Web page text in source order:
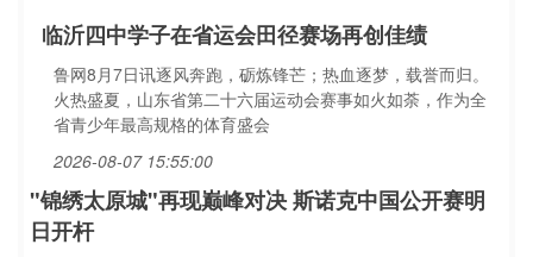
临沂四中学子在省运会田径赛场再创佳绩
鲁网8月7日讯逐风奔跑，砺炼锋芒；热血逐梦，载誉而归。
火热盛夏，山东省第二十六届运动会赛事如火如荼，作为全
省青少年最高规格的体育盛会
2026-08-07 15:55:00
"锦绣太原城"再现巅峰对决 斯诺克中国公开赛明
日开杆